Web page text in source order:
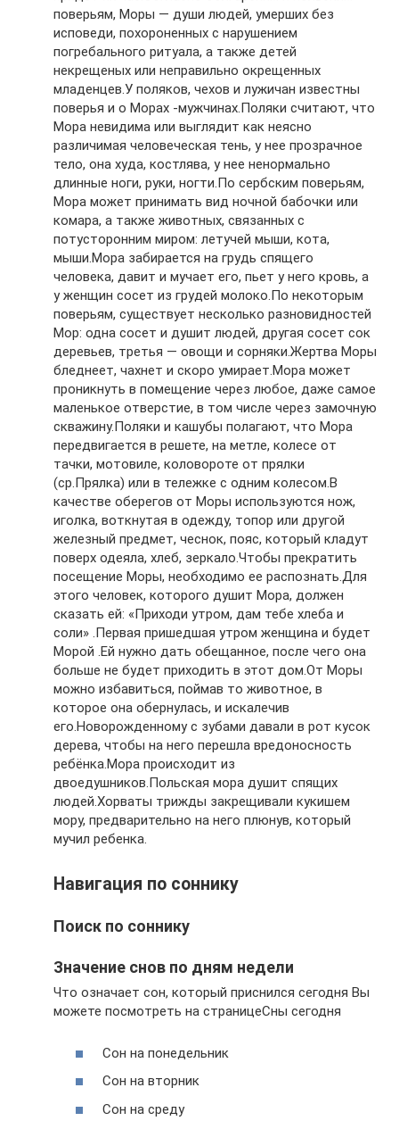
поверьям, Моры — души людей, умерших без
исповеди, похороненных с нарушением
погребального ритуала, а также детей
некрещеных или неправильно окрещенных
младенцев.У поляков, чехов и лужичан известны
поверья и о Морах -мужчинах.Поляки считают, что
Мора невидима или выглядит как неясно
различимая человеческая тень, у нее прозрачное
тело, она худа, костлява, у нее ненормально
длинные ноги, руки, ногти.По сербским поверьям,
Мора может принимать вид ночной бабочки или
комара, а также животных, связанных с
потусторонним миром: летучей мыши, кота,
мыши.Мора забирается на грудь спящего
человека, давит и мучает его, пьет у него кровь, а
у женщин сосет из грудей молоко.По некоторым
поверьям, существует несколько разновидностей
Мор: одна сосет и душит людей, другая сосет сок
деревьев, третья — овощи и сорняки.Жертва Моры
бледнеет, чахнет и скоро умирает.Мора может
проникнуть в помещение через любое, даже самое
маленькое отверстие, в том числе через замочную
скважину.Поляки и кашубы полагают, что Мора
передвигается в решете, на метле, колесе от
тачки, мотовиле, коловороте от прялки
(ср.Прялка) или в тележке с одним колесом.В
качестве оберегов от Моры используются нож,
иголка, воткнутая в одежду, топор или другой
железный предмет, чеснок, пояс, который кладут
поверх одеяла, хлеб, зеркало.Чтобы прекратить
посещение Моры, необходимо ее распознать.Для
этого человек, которого душит Мора, должен
сказать ей: «Приходи утром, дам тебе хлеба и
соли» .Первая пришедшая утром женщина и будет
Морой .Ей нужно дать обещанное, после чего она
больше не будет приходить в этот дом.От Моры
можно избавиться, поймав то животное, в
которое она обернулась, и искалечив
его.Новорожденному с зубами давали в рот кусок
дерева, чтобы на него перешла вредоносность
ребёнка.Мора происходит из
двоедушников.Польская мора душит спящих
людей.Хорваты трижды закрещивали кукишем
мору, предварительно на него плюнув, который
мучил ребенка.
Навигация по соннику
Поиск по соннику
Значение снов по дням недели
Что означает сон, который приснился сегодня Вы
можете посмотреть на страницеСны сегодня
Сон на понедельник
Сон на вторник
Сон на среду